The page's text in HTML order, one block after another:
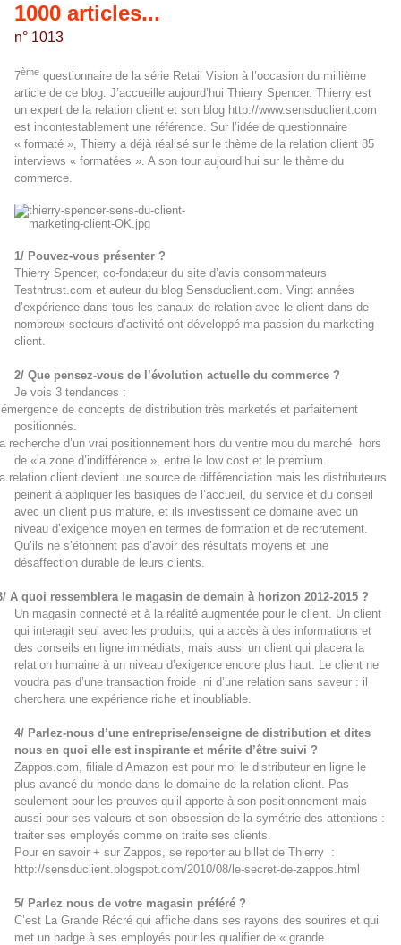
1000 articles...
n° 1013
7ème questionnaire de la série Retail Vision à l’occasion du millième
article de ce blog. J’accueille aujourd’hui Thierry Spencer. Thierry est
un expert de la relation client et son blog http://www.sensduclient.com
est incontestablement une référence. Sur l’idée de questionnaire
« formaté », Thierry a déjà réalisé sur le thème de la relation client 85
interviews « formatées ». A son tour aujourd’hui sur le thème du
commerce.
1/ Pouvez-vous présenter ?
Thierry Spencer, co-fondateur du site d’avis consommateurs
Testntrust.com et auteur du blog Sensduclient.com. Vingt années
d’expérience dans tous les canaux de relation avec le client dans de
nombreux secteurs d’activité ont développé ma passion du marketing
client.
2/ Que pensez-vous de l’évolution actuelle du commerce ?
Je vois 3 tendances :
de concepts de distribution très marketés et parfaitement
positionnés.
recherche d’un vrai positionnement hors du ventre mou du marché hors
de «la zone d’indifférence », entre le low cost et le premium.
relation client devient une source de différenciation mais les distributeurs
peinent à appliquer les basiques de l’accueil, du service et du conseil
avec un client plus mature, et ils investissent ce domaine avec un
niveau d’exigence moyen en termes de formation et de recrutement.
Qu’ils ne s’étonnent pas d’avoir des résultats moyens et une
désaffection durable de leurs clients.
A quoi ressemblera le magasin de demain à horizon 2012-2015 ?
Un magasin connecté et à la réalité augmentée pour le client. Un client
qui interagit seul avec les produits, qui a accès à des informations et
des conseils en ligne immédiats, mais aussi un client qui placera la
relation humaine à un niveau d’exigence encore plus haut. Le client ne
voudra pas d’une transaction froide ni d’une relation sans saveur : il
cherchera une expérience riche et inoubliable.
4/ Parlez-nous d’une entreprise/enseigne de distribution et dites
nous en quoi elle est inspirante et mérite d’être suivi ?
Zappos.com, filiale d’Amazon est pour moi le distributeur en ligne le
plus avancé du monde dans le domaine de la relation client. Pas
seulement pour les preuves qu’il apporte à son positionnement mais
aussi pour ses valeurs et son obsession de la symétrie des attentions :
traiter ses employés comme on traite ses clients.
Pour en savoir + sur Zappos, se reporter au billet de Thierry :
http://sensduclient.blogspot.com/2010/08/le-secret-de-zappos.html
5/ Parlez nous de votre magasin préféré ?
C’est La Grande Récré qui affiche dans ses rayons des sourires et qui
met un badge à ses employés pour les qualifier de « grande